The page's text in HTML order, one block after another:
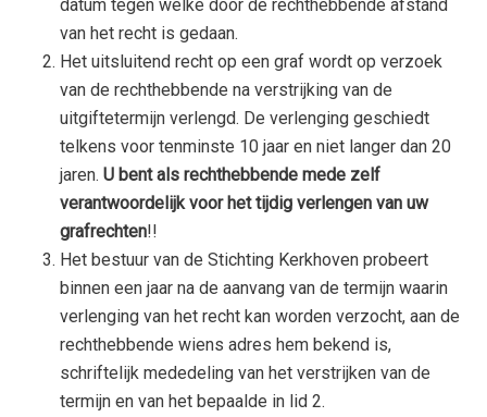
datum tegen welke door de rechthebbende afstand
van het recht is gedaan.
Het uitsluitend recht op een graf wordt op verzoek
van de rechthebbende na verstrijking van de
uitgiftetermijn verlengd. De verlenging geschiedt
telkens voor tenminste 10 jaar en niet langer dan 20
jaren. U bent als rechthebbende mede zelf
verantwoordelijk voor het tijdig verlengen van uw
grafrechten!!
Het bestuur van de Stichting Kerkhoven probeert
binnen een jaar na de aanvang van de termijn waarin
verlenging van het recht kan worden verzocht, aan de
rechthebbende wiens adres hem bekend is,
schriftelijk mededeling van het verstrijken van de
termijn en van het bepaalde in lid 2.